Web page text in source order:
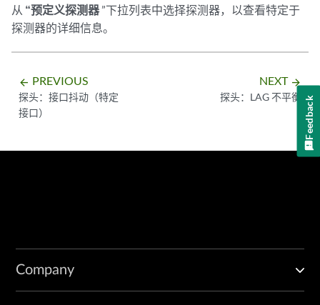
从 “预定义探测器”下拉列表中选择探测器，以查看特定于
探测器的详细信息。
arrow_backward PREVIOUS
探头：接口抖动（特定
接口）
NEXT arrow_forward
探头：LAG 不平衡
Company
Feedback